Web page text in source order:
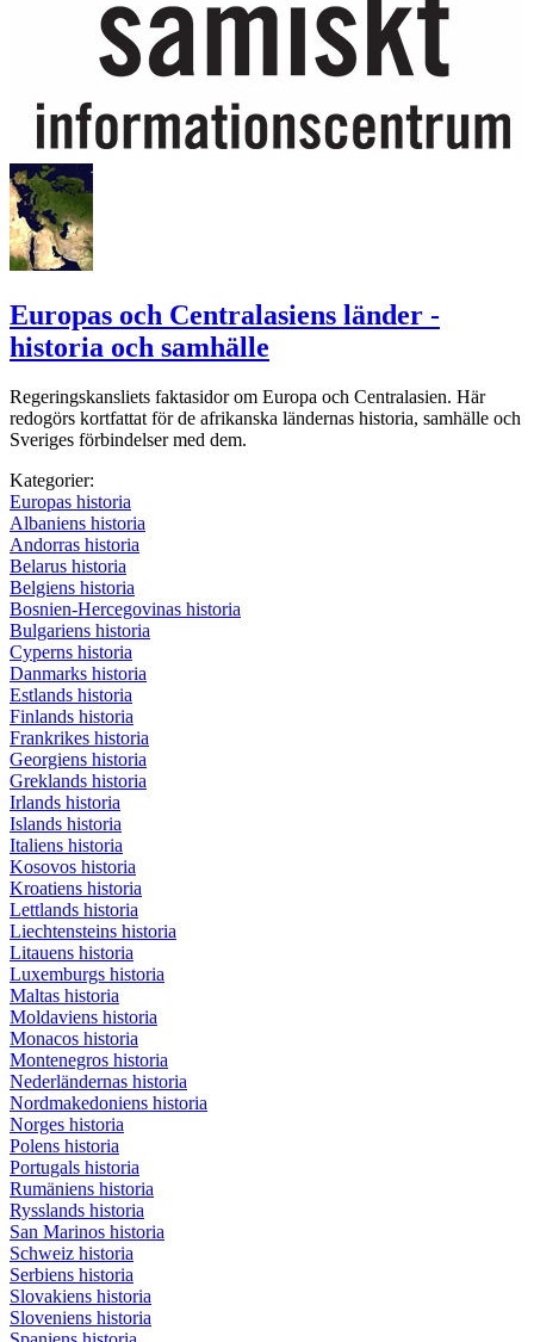
Europas och Centralasiens länder -
historia och samhälle
Regeringskansliets faktasidor om Europa och Centralasien. Här
redogörs kortfattat för de afrikanska ländernas historia, samhälle och
Sveriges förbindelser med dem.
Kategorier:
Europas historia
Albaniens historia
Andorras historia
Belarus historia
Belgiens historia
Bosnien-Hercegovinas historia
Bulgariens historia
Cyperns historia
Danmarks historia
Estlands historia
Finlands historia
Frankrikes historia
Georgiens historia
Greklands historia
Irlands historia
Islands historia
Italiens historia
Kosovos historia
Kroatiens historia
Lettlands historia
Liechtensteins historia
Litauens historia
Luxemburgs historia
Maltas historia
Moldaviens historia
Monacos historia
Montenegros historia
Nederländernas historia
Nordmakedoniens historia
Norges historia
Polens historia
Portugals historia
Rumäniens historia
Rysslands historia
San Marinos historia
Schweiz historia
Serbiens historia
Slovakiens historia
Sloveniens historia